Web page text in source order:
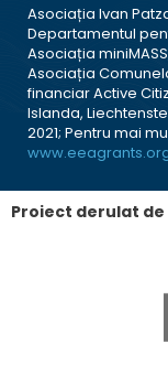
Asociația Ivan
Departamentul
Asociația
Asociația
financiar Active
Islanda,
2021; Pentru mai
Proiect derulat de